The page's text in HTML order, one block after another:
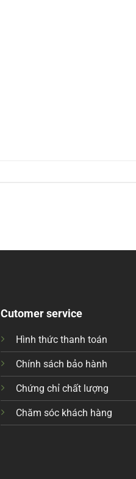
Cutomer service
Hình thức thanh toán
Chính sách bảo hành
Chứng chỉ chất lượng
Chăm sóc khách hàng